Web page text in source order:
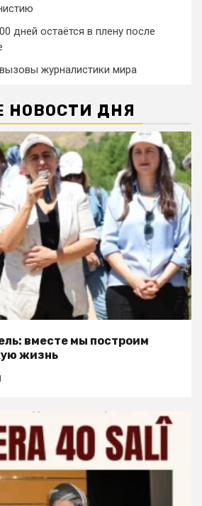
дней остаётся в плену после
журналистики мира
НОВОСТИ ДНЯ
вместе мы построим
жизнь